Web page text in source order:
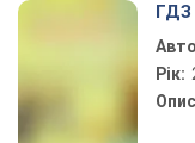
ГДЗ
Рік: